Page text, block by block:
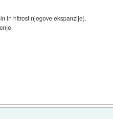
in hitrost njegove ekspanzije).